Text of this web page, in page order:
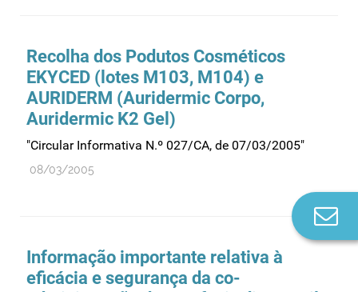
Recolha dos Podutos Cosméticos
EKYCED (lotes M103, M104) e
AURIDERM (Auridermic Corpo,
Auridermic K2 Gel)
"Circular Informativa N.º 027/CA, de 07/03/2005"
08/03/2005
Informação importante relativa à
eficácia e segurança da co-